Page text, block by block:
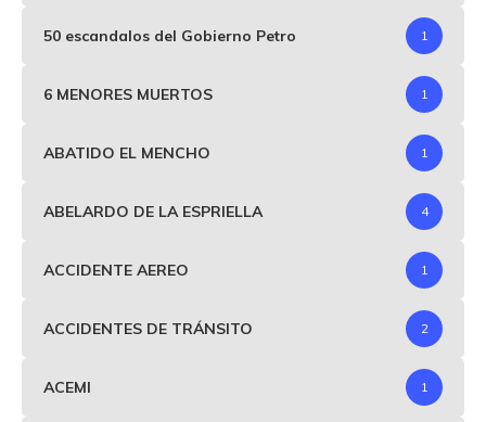
50 escandalos del Gobierno Petro 1
6 MENORES MUERTOS 1
ABATIDO EL MENCHO 1
ABELARDO DE LA ESPRIELLA 4
ACCIDENTE AEREO 1
ACCIDENTES DE TRÁNSITO 2
ACEMI 1